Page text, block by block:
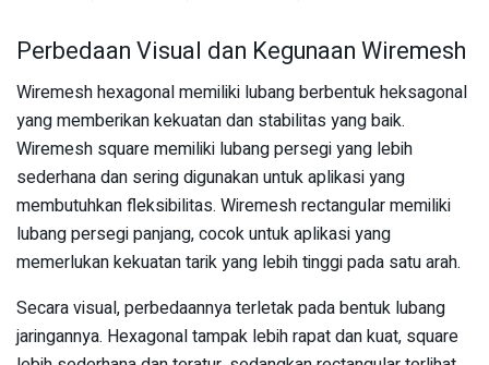
Perbedaan Visual dan Kegunaan Wiremesh
Wiremesh hexagonal memiliki lubang berbentuk heksagonal
yang memberikan kekuatan dan stabilitas yang baik.
Wiremesh square memiliki lubang persegi yang lebih
sederhana dan sering digunakan untuk aplikasi yang
membutuhkan fleksibilitas. Wiremesh rectangular memiliki
lubang persegi panjang, cocok untuk aplikasi yang
memerlukan kekuatan tarik yang lebih tinggi pada satu arah.
Secara visual, perbedaannya terletak pada bentuk lubang
jaringannya. Hexagonal tampak lebih rapat dan kuat, square